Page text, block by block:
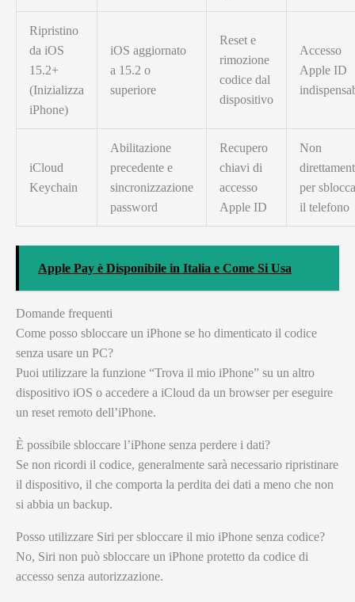
Ripristino
da iOS
15.2+
(Inizializza
iPhone)
iOS aggiornato
a 15.2 o
superiore
Reset e
rimozione
codice dal
dispositivo
Accesso
Apple ID
iCloud
Keychain
Abilitazione
precedente e
sincronizzazione
password
Recupero
chiavi di
accesso
Apple ID
Non
per
il telefono
Apple Pay è Disponibile in Italia e Come Si Usa
Domande frequenti
Come posso sbloccare un iPhone se ho dimenticato il codice
senza usare un PC?
Puoi utilizzare la funzione “Trova il mio iPhone” su un altro
dispositivo iOS o accedere a iCloud da un browser per eseguire
un reset remoto dell’iPhone.
È possibile sbloccare l’iPhone senza perdere i dati?
Se non ricordi il codice, generalmente sarà necessario ripristinare
il dispositivo, il che comporta la perdita dei dati a meno che non
si abbia un backup.
Posso utilizzare Siri per sbloccare il mio iPhone senza codice?
No, Siri non può sbloccare un iPhone protetto da codice di
accesso senza autorizzazione.